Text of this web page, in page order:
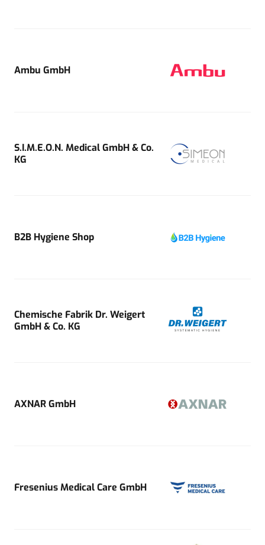
Ambu GmbH
S.I.M.E.O.N. Medical GmbH & Co.
KG
B2B Hygiene Shop
Chemische Fabrik Dr. Weigert
GmbH & Co. KG
AXNAR GmbH
Fresenius Medical Care GmbH